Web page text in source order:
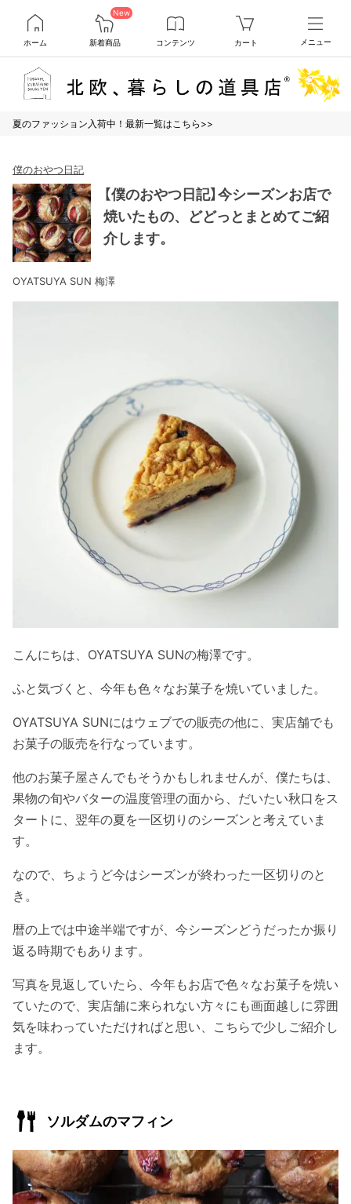
ホーム
New
新着商品 コンテンツ カート メニュー
夏のファッション入荷中！最新一覧はこちら>>
僕のおやつ日記
【僕のおやつ日記】今シーズンお店で
焼いたもの、どどっとまとめてご紹
介します。
OYATSUYA SUN 梅澤
こんにちは、OYATSUYA SUNの梅澤です。
ふと気づくと、今年も色々なお菓子を焼いていました。
OYATSUYA SUNにはウェブでの販売の他に、実店舗でも
お菓子の販売を行なっています。
他のお菓子屋さんでもそうかもしれませんが、僕たちは、
果物の旬やバターの温度管理の面から、だいたい秋口をス
タートに、翌年の夏を一区切りのシーズンと考えていま
す。
なので、ちょうど今はシーズンが終わった一区切りのと
き。
暦の上では中途半端ですが、今シーズンどうだったか振り
返る時期でもあります。
写真を見返していたら、今年もお店で色々なお菓子を焼い
ていたので、実店舗に来られない方々にも画面越しに雰囲
気を味わっていただければと思い、こちらで少しご紹介し
ます。
ソルダムのマフィン